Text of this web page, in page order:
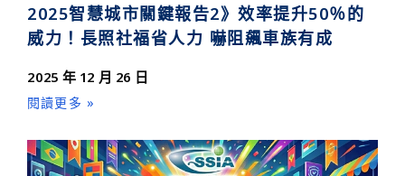
2025智慧城市關鍵報告2》效率提升50％的
威力！長照社福省人力 嚇阻飆車族有成
2025 年 12 月 26 日
閱讀更多 »